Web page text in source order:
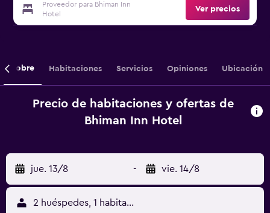
Proveedor para Bhiman Inn
Hotel
Ver precios
Sobre Habitaciones Servicios Opiniones Ubicación
Precio de habitaciones y ofertas de
Bhiman Inn Hotel
jue. 13/8 - vie. 14/8
2 huéspedes, 1 habitación